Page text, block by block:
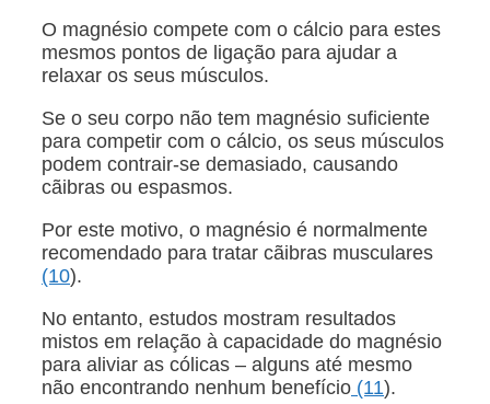
O magnésio compete com o cálcio para estes
mesmos pontos de ligação para ajudar a
relaxar os seus músculos.
Se o seu corpo não tem magnésio suficiente
para competir com o cálcio, os seus músculos
podem contrair-se demasiado, causando
cãibras ou espasmos.
Por este motivo, o magnésio é normalmente
recomendado para tratar cãibras musculares
(10).
No entanto, estudos mostram resultados
mistos em relação à capacidade do magnésio
para aliviar as cólicas – alguns até mesmo
não encontrando nenhum benefício (11).